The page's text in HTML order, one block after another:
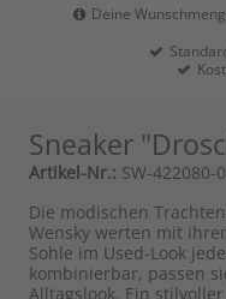
Deine
Sneaker
Artikel-Nr.: SW-422080-
Die modischen
Wensky werten mit
Sohle im Used-Look
kombinierbar, passen
Alltagslook. Ein